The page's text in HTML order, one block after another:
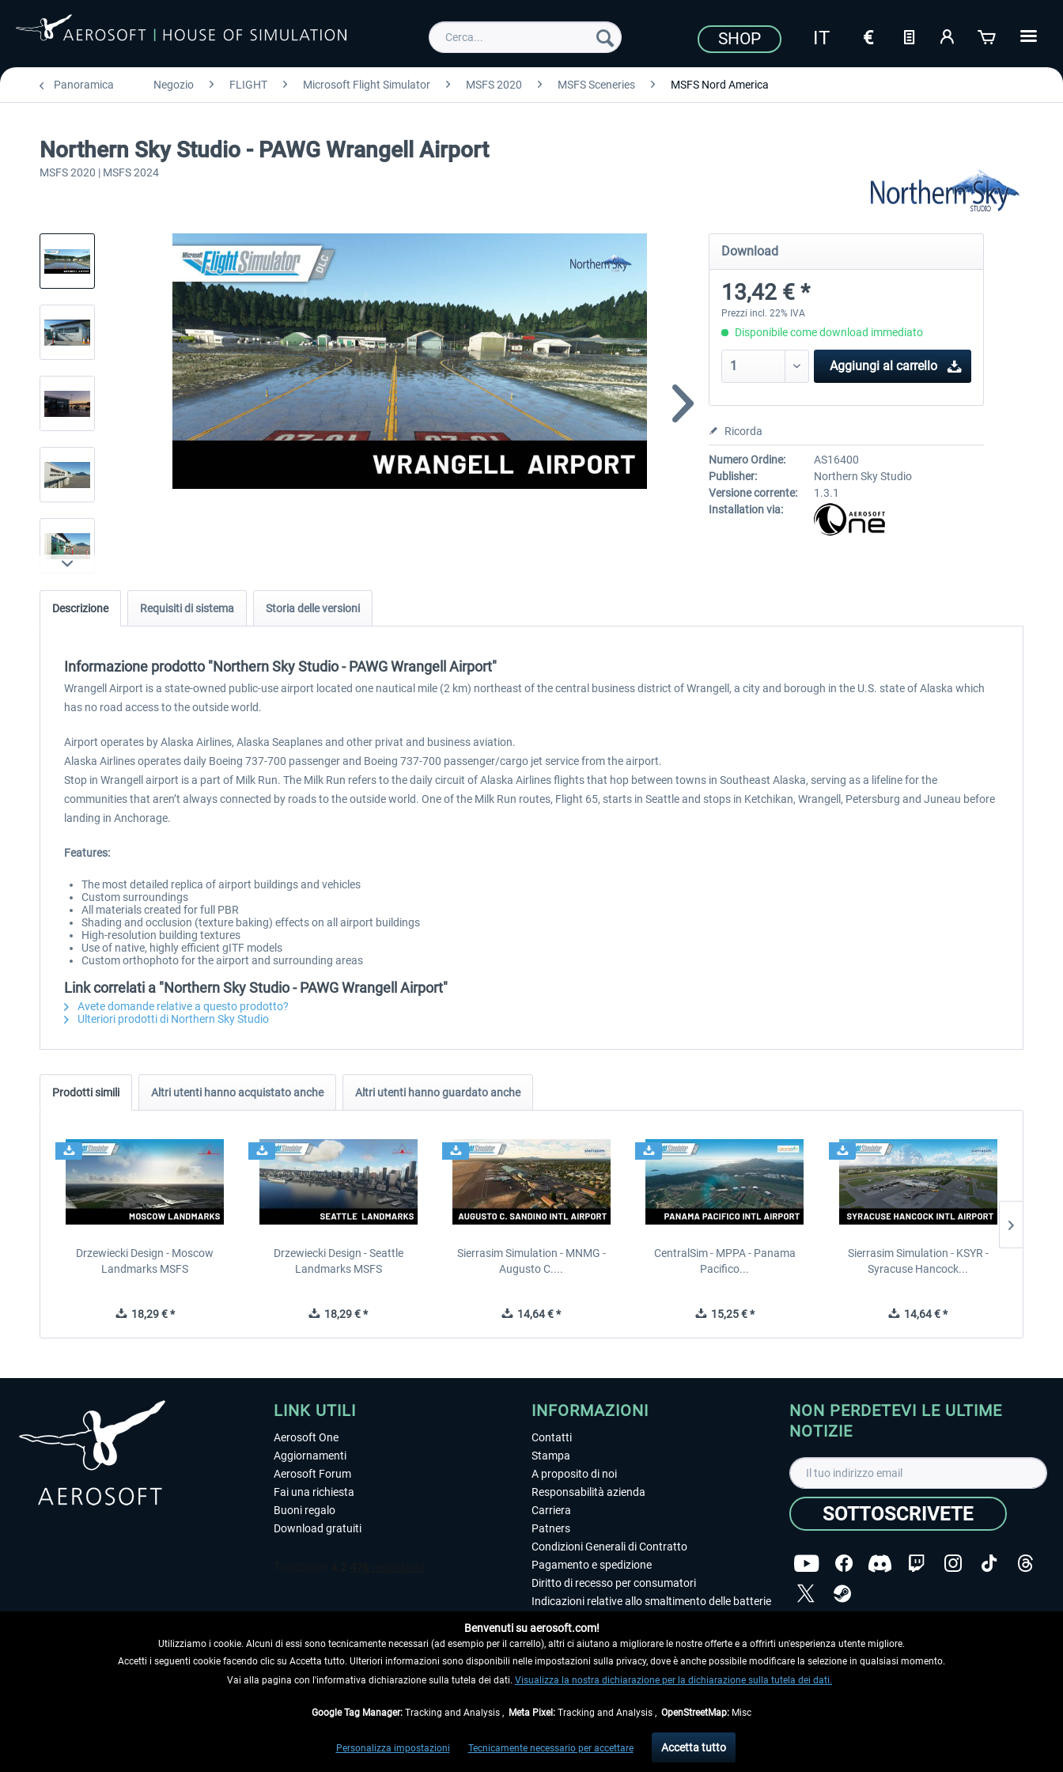
SHOP
Panoramica Negozio FLIGHT Microsoft Flight Simulator MSFS 2020 MSFS Sceneries MSFS Nord America
Northern Sky Studio - PAWG Wrangell Airport
MSFS 2020 | MSFS 2024
Download
13,42 € *
Prezzi incl. 22% IVA
Disponibile come download immediato
Aggiungi al carrello
Ricorda
Numero Ordine:
AS16400
Publisher:
Northern Sky Studio
Versione corrente:
1.3.1
Installation via:
Descrizione Requisiti di sistema Storia delle versioni
Informazione prodotto "Northern Sky Studio - PAWG Wrangell Airport"
Wrangell Airport is a state-owned public-use airport located one nautical mile (2 km) northeast of the central business district of Wrangell, a city and borough in the U.S. state of Alaska which
has no road access to the outside world.
Airport operates by Alaska Airlines, Alaska Seaplanes and other privat and business aviation.
Alaska Airlines operates daily Boeing 737-700 passenger and Boeing 737-700 passenger/cargo jet service from the airport.
Stop in Wrangell airport is a part of Milk Run. The Milk Run refers to the daily circuit of Alaska Airlines flights that hop between towns in Southeast Alaska, serving as a lifeline for the
communities that aren’t always connected by roads to the outside world. One of the Milk Run routes, Flight 65, starts in Seattle and stops in Ketchikan, Wrangell, Petersburg and Juneau before
landing in Anchorage.
Features:
The most detailed replica of airport buildings and vehicles
Custom surroundings
All materials created for full PBR
Shading and occlusion (texture baking) effects on all airport buildings
High-resolution building textures
Use of native, highly efficient gITF models
Custom orthophoto for the airport and surrounding areas
Link correlati a "Northern Sky Studio - PAWG Wrangell Airport"
Avete domande relative a questo prodotto?
Ulteriori prodotti di Northern Sky Studio
Prodotti simili Altri utenti hanno acquistato anche Altri utenti hanno guardato anche
Drzewiecki Design - Moscow
Landmarks MSFS
18,29 € *
Drzewiecki Design - Seattle
Landmarks MSFS
18,29 € *
Sierrasim Simulation - MNMG -
Augusto C....
14,64 € *
CentralSim - MPPA - Panama
Pacifico...
15,25 € *
Sierrasim Simulation - KSYR -
Syracuse Hancock...
14,64 € *
LINK UTILI
Aerosoft One
Aggiornamenti
Aerosoft Forum
Fai una richiesta
Buoni regalo
Download gratuiti
RECEDERE DAL CONTRATTO
INFORMAZIONI
Contatti
Stampa
A proposito di noi
Responsabilità azienda
Carriera
Patners
Condizioni Generali di Contratto
Pagamento e spedizione
Diritto di recesso per consumatori
Indicazioni relative allo smaltimento delle batterie
Editoriale
NON PERDETEVI LE ULTIME
NOTIZIE
SOTTOSCRIVETE
dei dati.
Copyright © Aerosoft GmbH. Tutti i diritti riservati.
ed eventualmente le spese di spedizione, se non diversamente descritto.
** Riguarda le spedizioni al di fuori della Germania, i tempi di consegna per le altre nazioni sono disponibili nelleinformazioni di spedizione
Benvenuti su aerosoft.com!
Utilizziamo i cookie. Alcuni di essi sono tecnicamente necessari (ad esempio per il carrello), altri ci aiutano a migliorare le nostre offerte e a offrirti un'esperienza utente migliore.
Accetti i seguenti cookie facendo clic su Accetta tutto. Ulteriori informazioni sono disponibili nelle impostazioni sulla privacy, dove è anche possibile modificare la selezione in qualsiasi momento.
Vai alla pagina con l'informativa dichiarazione sulla tutela dei dati. Visualizza la nostra dichiarazione per la dichiarazione sulla tutela dei dati.
Google Tag Manager: Tracking and Analysis , Meta Pixel: Tracking and Analysis , OpenStreetMap: Misc
Personalizza impostazioni Tecnicamente necessario per accettare Accetta tutto